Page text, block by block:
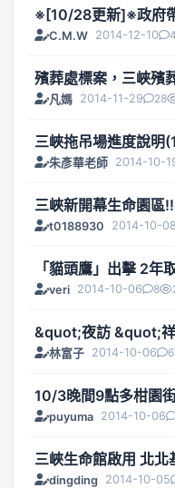
※[10/28更新]※政府
C.M.W 2014-12-10
殯葬處標案，三峽殯
凡媽 2014-11-29 28
三峽拖吊場進度說明
朱彥華老師 2014-10-
三峽新開幕生命園區
t0188930 2014-10-08
「貓頭鷹」出擊 2年
veri 2014-10-06 8
&quot;夜訪 &quot;
林富子 2014-10-06
10/3晚間9點多柑園
puyuma 2014-10-06
三峽生命館啟用 北北
dingding 2014-10-05